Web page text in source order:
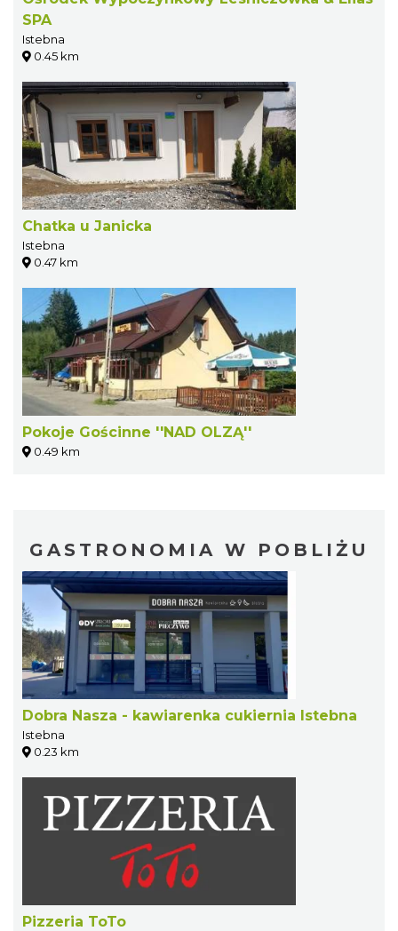
SPA
Istebna
0.45 km
Chatka u Janicka
Istebna
0.47 km
Pokoje Gościnne ''NAD OLZĄ''
0.49 km
GASTRONOMIA W POBLIŻU
Dobra Nasza - kawiarenka cukiernia Istebna
Istebna
0.23 km
Pizzeria ToTo